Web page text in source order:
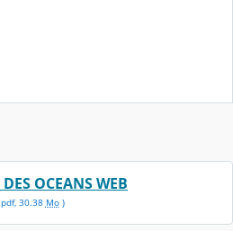
OCEANS WEB
pdf, 30.38 Mo)